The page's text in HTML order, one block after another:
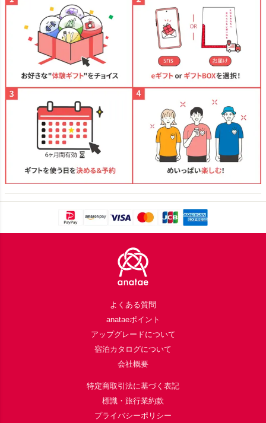
よくある質問
anataeポイント
アップグレードについて
宿泊カタログについて
会社概要
特定商取引法に基づく表記
標識・旅行業約款
プライバシーポリシー